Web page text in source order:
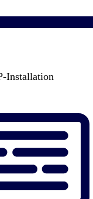
Installation